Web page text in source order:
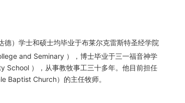
达德）学士和硕士均毕业于布莱尔克雷斯特圣经学院
and Seminary ），博士毕业于三一福音神学
School ），从事教牧事工三十多年。他目前担任
Baptist Church）的主任牧师。